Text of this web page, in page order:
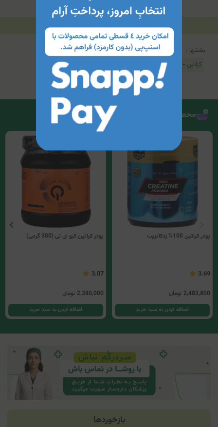
توضیحات مشخصات محصول جدول محتویات
بخشها :
کراتین - Creatine
محصولات مرتبط
پودر کراتین 100% زدکانزپت
3.69
2,483,800 تومان
اضافه کردن به سبد خرید
پودر کراتین کیو ان تی (300 گرمی)
3.07
2,380,000 تومان
اضافه کردن به سبد خرید
بازخوردها